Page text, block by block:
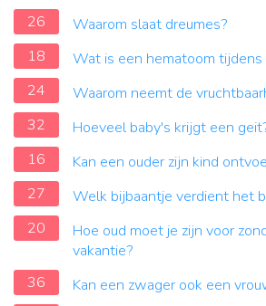
26
Waarom slaat dreumes?
18
Wat is een hematoom tijdens
24
Waarom neemt de
32
Hoeveel baby's krijgt een
16
Kan een ouder zijn kind
27
Welk bijbaantje verdient het
20
Hoe oud moet je zijn voor
vakantie?
36
Kan een zwager ook een